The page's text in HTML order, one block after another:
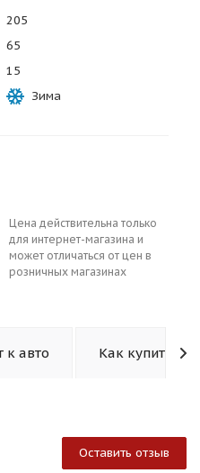
205
65
15
Зима
Цена действительна только
для интернет-магазина и
может отличаться от цен в
розничных магазинах
к авто Как купить
Оставить отзыв